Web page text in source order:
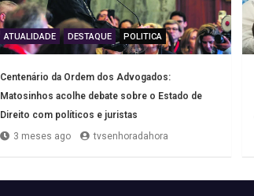
ATUALIDADE DESTAQUE POLITICA
Centenário da Ordem dos Advogados:
Matosinhos acolhe debate sobre o Estado de
Direito com políticos e juristas
3 meses ago
tvsenhoradahora